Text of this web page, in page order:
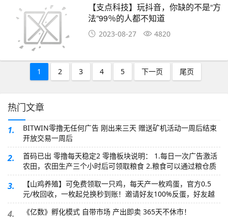
【支点科技】玩抖音，你缺的不是“方
法”99％的人都不知道
2023-08-27 4820
1 2 3 4 5 下一页 尾页
热门文章
1.
BITWIN零撸无任何广告 刚出来三天 赠送矿机活动一周后结束
开放交易一周后
2.
首码已出 零撸每天稳定2 零撸板块说明： 1.每日一次广告激活
农田，农田生产三个小时后可领取粮食 2.粮食可以通过粮仓质
押，提高基础产量 3.可以通过平台指定内容发布朋友圈QQ空间
3.
【山鸡养殖】可免费领取一只鸡，每天产一枚鸡蛋，官方0.5
元/枚回收，一枚起兑换秒到账！邀请好友100%反蛋，好友越
多赚的越多，切记零撸即可！！！
4. 《亿数》孵化模式 自带市场 产出即卖 365天不休市！